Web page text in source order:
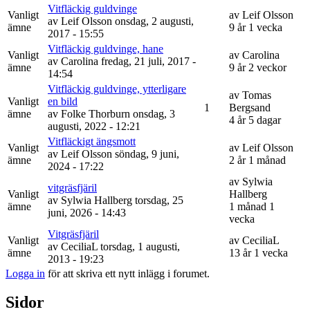
Vanligt
ämne
Vitfläckig guldvinge
av Leif Olsson onsdag, 2 augusti,
2017 - 15:55
av Leif Olsson
9 år 1 vecka
Vanligt
ämne
Vitfläckig guldvinge, hane
av Carolina fredag, 21 juli, 2017 -
14:54
av Carolina
9 år 2 veckor
Vanligt
ämne
Vitfläckig guldvinge, ytterligare
en bild
av Folke Thorburn onsdag, 3
augusti, 2022 - 12:21
1
av Tomas
Bergsand
4 år 5 dagar
Vanligt
ämne
Vitfläckigt ängsmott
av Leif Olsson söndag, 9 juni,
2024 - 17:22
av Leif Olsson
2 år 1 månad
Vanligt
ämne
vitgräsfjäril
av Sylwia Hallberg torsdag, 25
juni, 2026 - 14:43
av Sylwia
Hallberg
1 månad 1
vecka
Vanligt
ämne
Vitgräsfjäril
av CeciliaL torsdag, 1 augusti,
2013 - 19:23
av CeciliaL
13 år 1 vecka
Logga in för att skriva ett nytt inlägg i forumet.
Sidor